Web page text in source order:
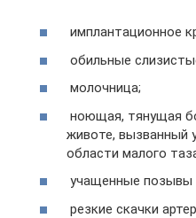
имплантационное
обильные
молочница;
ноющая, тянущая
животе, вызванный
области малого
учащенные позывы
резкие скачки